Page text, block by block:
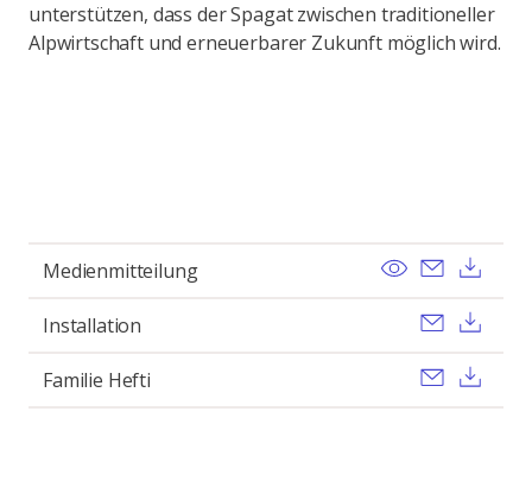
unterstützen, dass der Spagat zwischen traditioneller
Alpwirtschaft und erneuerbarer Zukunft möglich wird.
Medienmitteilung View Send
Installation Send
Familie Hefti Send